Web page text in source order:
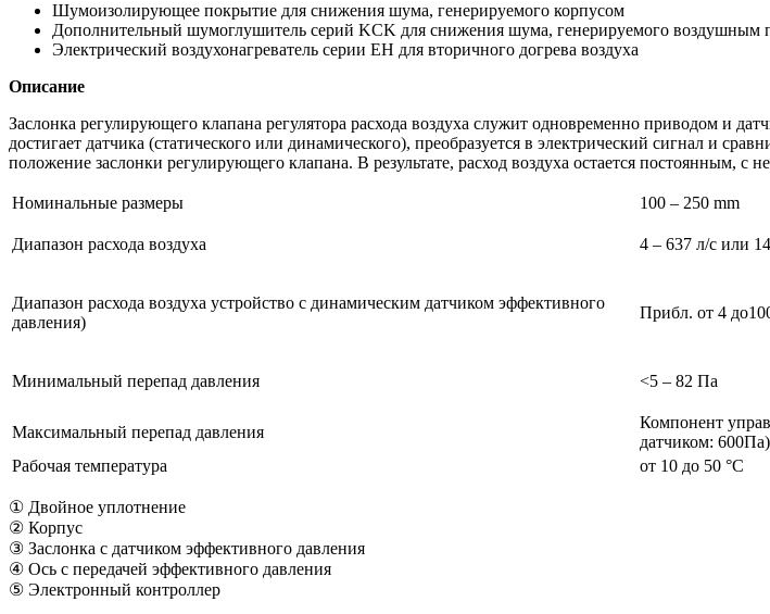
Шумоизолирующее покрытие для снижения шума, генерируемого корпусом
Дополнительный шумоглушитель серий KCK для снижения шума, генерируемого воздушным
Электрический воздухонагреватель серии EH для вторичного догрева воздуха
Описание
Заслонка регулирующего клапана регулятора расхода воздуха служит одновременно приводом и
достигает датчика (статического или динамического), преобразуется в электрический сигнал и
положение заслонки регулирующего клапана. В результате, расход воздуха остается постоянным,
Номинальные размеры 100 – 250 mm
Диапазон расхода воздуха 4 – 637 л/с или
Диапазон расхода воздуха устройство с динамическим датчиком эффективного
давления)
Прибл. от 4
Минимальный перепад давления <5 – 82 Па
Максимальный перепад давления
Компонент
датчиком: 600Па)
Рабочая температура
от 10 до 50 °C
① Двойное уплотнение
② Корпус
③ Заслонка с датчиком эффективного давления
④ Ось с передачей эффективного давления
⑤ Электронный контроллер